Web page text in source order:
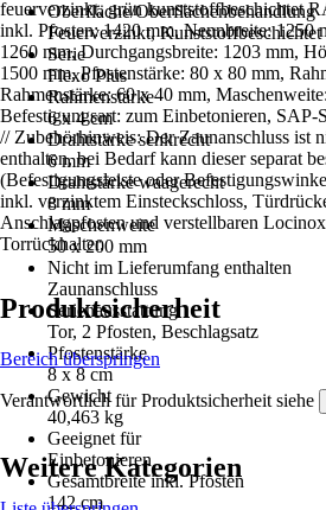
Oberfläche/Oberflächenbehandlung
Feuerverzinkt, Kunststoffbeschichtet
Serie
Flexo Plus
Rahmenstärke
6 x 4 cm
Drahtstärke senkrecht
6 mm
Drahtstärke waagerecht
8 mm
Maschenweite
50 x 200 mm
Nicht im Lieferumfang enthalten
Zaunanschluss
Serienausstattung
Tor, 2 Pfosten, Beschlagsatz
Pfostenstärke
8 x 8 cm
Gewicht
40,463 kg
Geeignet für
Einbetonieren
Gesamtbreite inkl. Pfosten
142 cm
feuerverzinkt, grün kunststoffbeschichtet
inkl. Pfosten: 1420 mm, Nennbreite: 1250
1260 mm, Durchgangsbreite: 1203 mm,
1500 mm, Pfostenstärke: 80 x 80 mm,
Rahmenstärke: 60 x 40 mm,
Befestigungsart: zum Einbetonieren,
// Zubehörhinweis: Der Zaunanschluss ist
enthalten, bei Bedarf kann dieser separat
(Befestigungsleiste oder
inkl. verzinktem Einsteckschloss,
Anschlagpfosten und verstellbaren
Torrückhalter.
Produktsicherheit
Bereich überspringen
Verantwortlich für Produktsicherheit siehe
Weitere Kategorien